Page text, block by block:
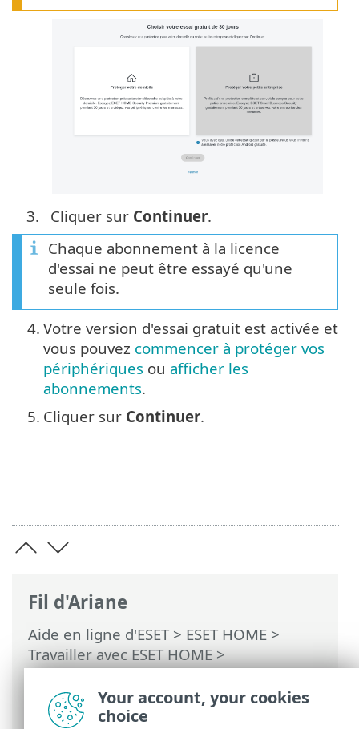
Fil d'Ariane
Aide en ligne d'ESET> ESET HOME >
Travailler avec ESET HOME>
Abonnements et gestion des
abonnements> Abonnement à la licence
d'essai
3. Cliquer sur Continuer.
Chaque abonnement à la licence
d'essai ne peut être essayé qu'une
seule fois.
4. Votre version d'essai gratuit est activée et
vous pouvez commencer à protéger vos
périphériques ou afficher les
abonnements.
5. Cliquer sur Continuer.
Your account, your cookies
choice